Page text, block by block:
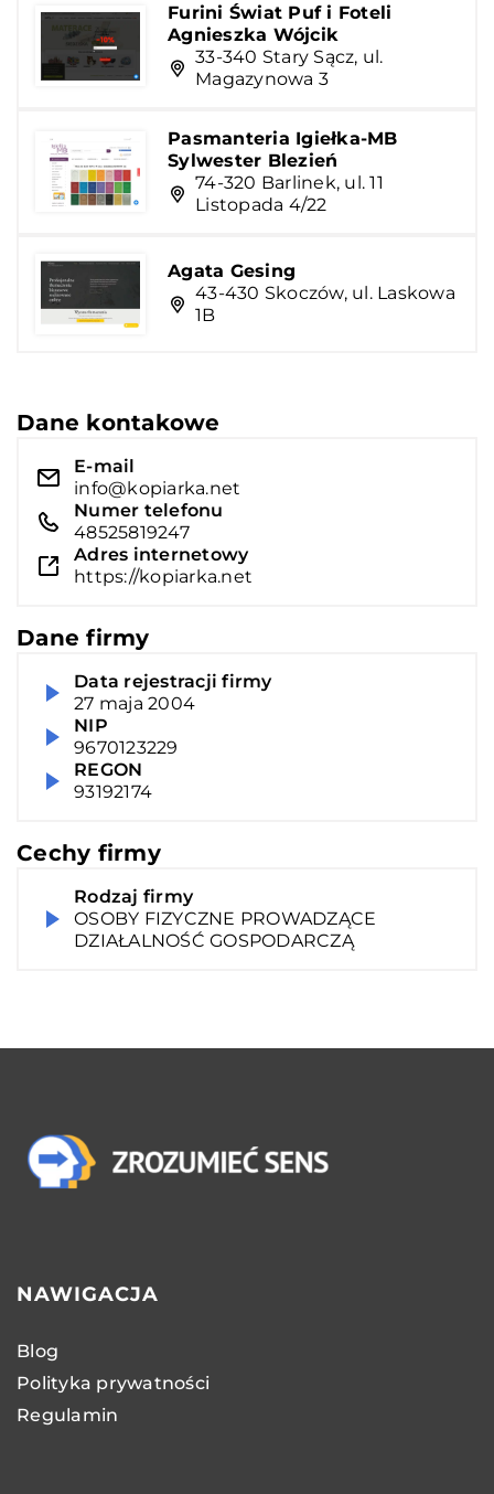
Furini Świat Puf i Foteli
Agnieszka Wójcik
33-340 Stary Sącz, ul.
Magazynowa 3
Pasmanteria Igiełka-MB
Sylwester Blezień
74-320 Barlinek, ul. 11
Listopada 4/22
Agata Gesing
43-430 Skoczów, ul. Laskowa
1B
Dane kontakowe
E-mail
info@kopiarka.net
Numer telefonu
48525819247
Adres internetowy
https://kopiarka.net
Dane firmy
Data rejestracji firmy
27 maja 2004
NIP
9670123229
REGON
93192174
Cechy firmy
Rodzaj firmy
OSOBY FIZYCZNE PROWADZĄCE
DZIAŁALNOŚĆ GOSPODARCZĄ
NAWIGACJA
Blog
Polityka prywatności
Regulamin